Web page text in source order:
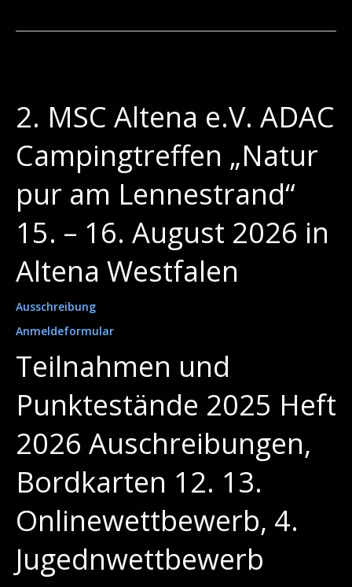
2. MSC Altena e.V. ADAC
Campingtreffen „Natur
pur am Lennestrand“
15. – 16. August 2026 in
Altena Westfalen
Ausschreibung
Anmeldeformular
Teilnahmen und
Punktestände 2025 Heft
2026 Auschreibungen,
Bordkarten 12. 13.
Onlinewettbewerb, 4.
Jugednwettbewerb